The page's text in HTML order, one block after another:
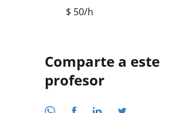
$ 50/h
Comparte a este
profesor